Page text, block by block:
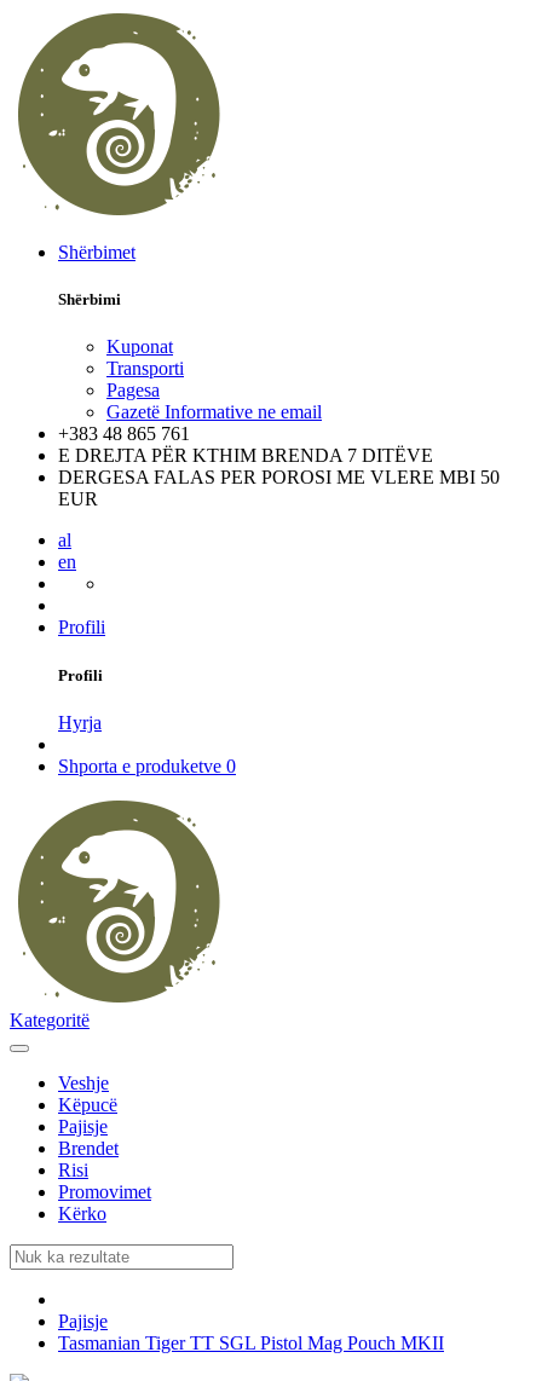
Shërbimet
Shërbimi
Kuponat
Transporti
Pagesa
Gazetë Informative ne email
+383 48 865 761
E DREJTA PËR KTHIM BRENDA 7 DITËVE
DERGESA FALAS PER POROSI ME VLERE MBI 50
EUR
al
en
Profili
Profili
Hyrja
Shporta e produketve 0
Kategoritë
Veshje
Këpucë
Pajisje
Brendet
Risi
Promovimet
Kërko
Pajisje
Tasmanian Tiger TT SGL Pistol Mag Pouch MKII